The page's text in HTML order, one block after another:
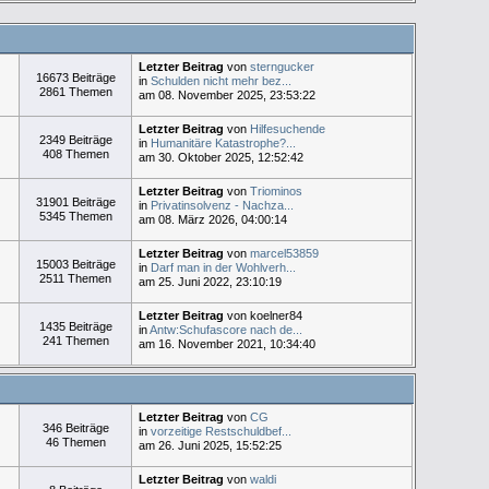
16673 Beiträge
2861 Themen
Letzter Beitrag von sterngucker
in Schulden nicht mehr bez...
am 08. November 2025, 23:53:22
2349 Beiträge
408 Themen
Letzter Beitrag von Hilfesuchende
in Humanitäre Katastrophe?...
am 30. Oktober 2025, 12:52:42
31901 Beiträge
5345 Themen
Letzter Beitrag von Triominos
in Privatinsolvenz - Nachza...
am 08. März 2026, 04:00:14
15003 Beiträge
2511 Themen
Letzter Beitrag von marcel53859
in Darf man in der Wohlverh...
am 25. Juni 2022, 23:10:19
1435 Beiträge
241 Themen
Letzter Beitrag von koelner84
inAntw:Schufascore nach de...
am 16. November 2021, 10:34:40
346 Beiträge
46 Themen
Letzter Beitrag von CG
in vorzeitige Restschuldbef...
am 26. Juni 2025, 15:52:25
Letzter Beitrag von waldi